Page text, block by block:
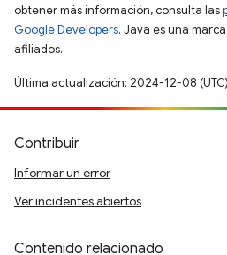
obtener más información, consulta las
Google Developers. Java es una
afiliados.
Última actualización: 2024-12-08 (UTC)
Contribuir
Informar un error
Ver incidentes abiertos
Contenido relacionado